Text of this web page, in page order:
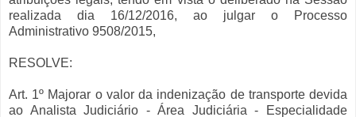
realizada dia 16/12/2016, ao julgar o Processo
Administrativo 9508/2015,
RESOLVE:
Art. 1º Majorar o valor da indenização de transporte devida
ao Analista Judiciário - Área Judiciária - Especialidade